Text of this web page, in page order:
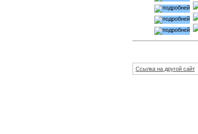
Ссылка на другой сайт